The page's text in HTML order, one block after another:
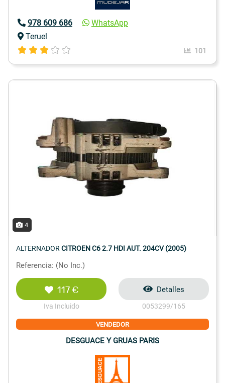
978 609 686
WhatsApp
Teruel
101
4
ALTERNADORCITROEN C6 2.7 HDI AUT. 204CV (2005)
Referencia: (No Inc.)
117 €
Iva Incluido
Detalles
0053299/165
VENDEDOR
DESGUACE Y GRUAS PARIS